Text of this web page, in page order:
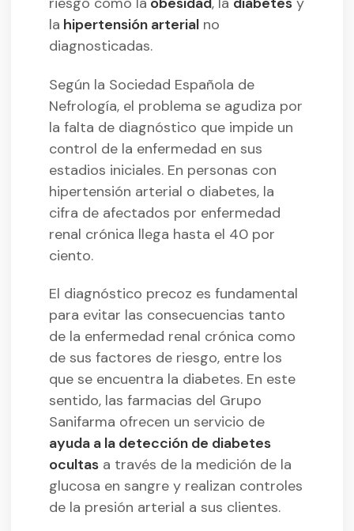
la hipertensión arterial no
diagnosticadas.
Según la Sociedad Española de
Nefrología, el problema se agudiza por
la falta de diagnóstico que impide un
control de la enfermedad en sus
estadios iniciales. En personas con
hipertensión arterial o diabetes, la
cifra de afectados por enfermedad
renal crónica llega hasta el 40 por
ciento.
El diagnóstico precoz es fundamental
para evitar las consecuencias tanto
de la enfermedad renal crónica como
de sus factores de riesgo, entre los
que se encuentra la diabetes. En este
sentido, las farmacias del Grupo
Sanifarma ofrecen un servicio de
ayuda a la detección de diabetes
ocultas a través de la medición de la
glucosa en sangre y realizan controles
de la presión arterial a sus clientes.